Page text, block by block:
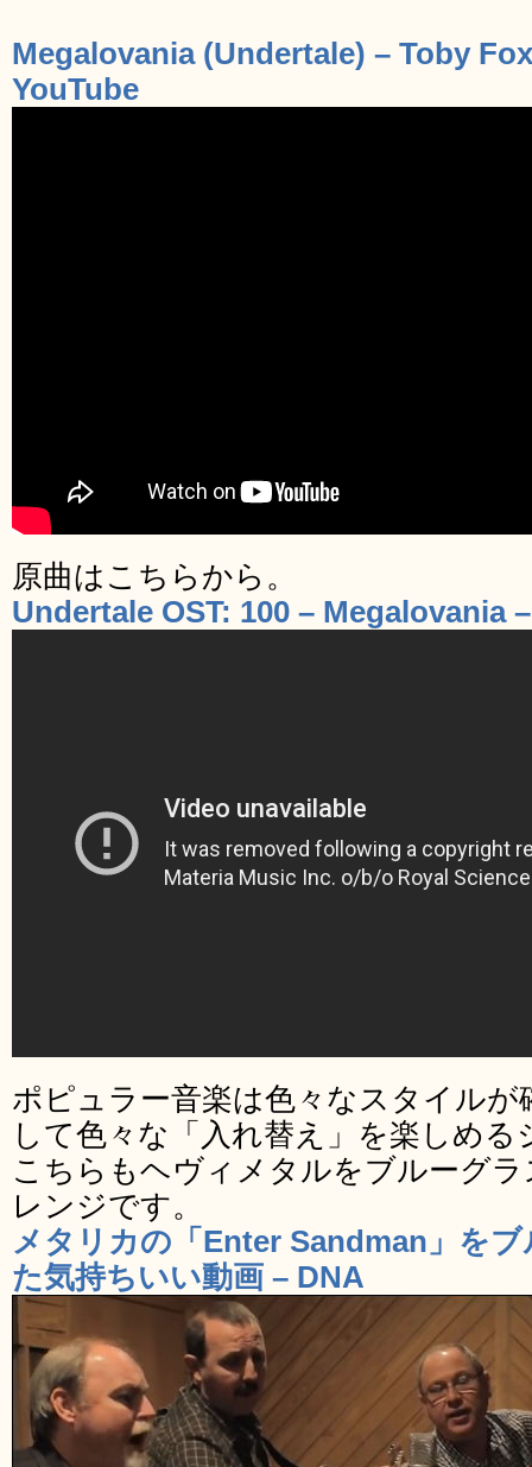
Megalovania (Undertale) – Toby
YouTube
原曲はこちらから。
Undertale OST: 100 – Megalovania
ポピュラー音楽は色々なスタイル
して色々な「入れ替え」を楽しめ
こちらもヘヴィメタルをブルーグ
レンジです。
メタリカの「Enter Sandman」を
た気持ちいい動画 – DNA